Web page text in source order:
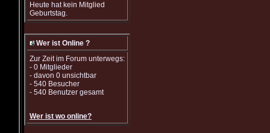
Heute hat kein Mitglied
Geburtstag.
Wer ist Online ?
Zur Zeit im Forum unterwegs:
- 0 Mitglieder
- davon 0 unsichtbar
- 540 Besucher
- 540 Benutzer gesamt
Wer ist wo online?